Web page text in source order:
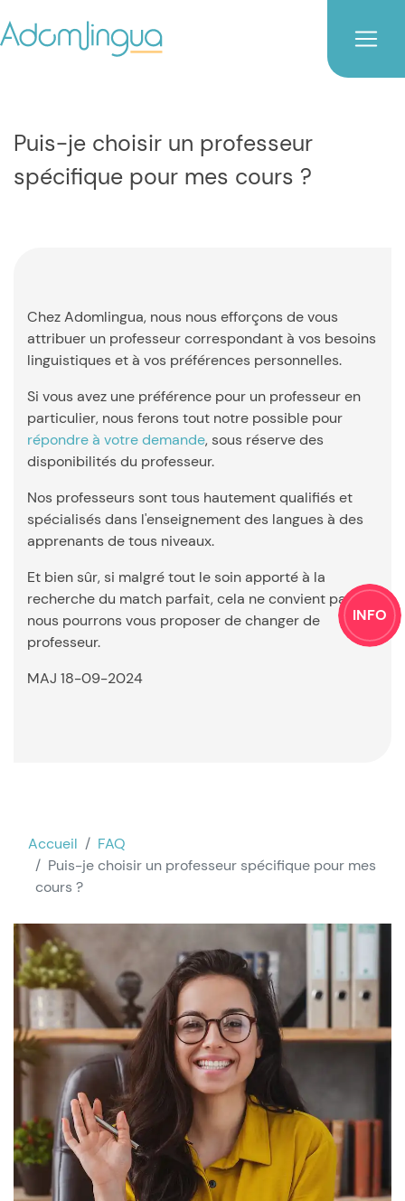
Puis-je choisir un professeur
spécifique pour mes cours ?
Chez Adomlingua, nous nous efforçons de vous
attribuer un professeur correspondant à vos besoins
linguistiques et à vos préférences personnelles.
Si vous avez une préférence pour un professeur en
particulier, nous ferons tout notre possible pour
répondre à votre demande, sous réserve des
disponibilités du professeur.
Nos professeurs sont tous hautement qualifiés et
spécialisés dans l'enseignement des langues à des
apprenants de tous niveaux.
Et bien sûr, si malgré tout le soin apporté à la
recherche du match parfait, cela ne convient pas,
nous pourrons vous proposer de changer de
professeur.
MAJ 18-09-2024
Accueil
FAQ
Puis-je choisir un professeur spécifique pour mes
cours ?
INFO